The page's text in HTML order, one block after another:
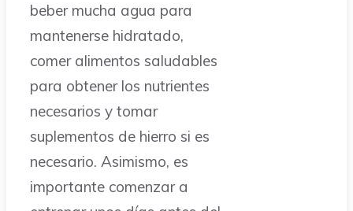
beber mucha agua para
mantenerse hidratado,
comer alimentos saludables
para obtener los nutrientes
necesarios y tomar
suplementos de hierro si es
necesario. Asimismo, es
importante comenzar a